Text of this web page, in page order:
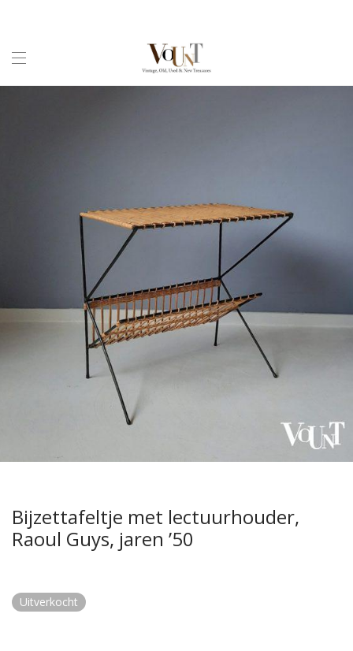
Bijzettafeltje met lectuurhouder,
Raoul Guys, jaren ’50
Uitverkocht